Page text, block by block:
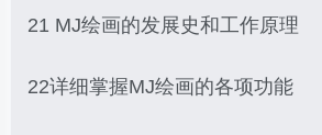
21 MJ绘画的发展史和工作原理
22详细掌握MJ绘画的各项功能